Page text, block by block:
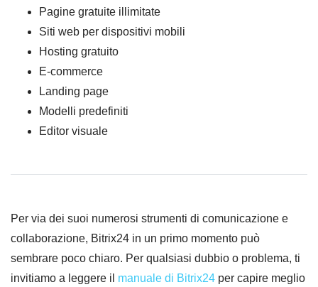
Pagine gratuite illimitate
Siti web per dispositivi mobili
Hosting gratuito
E-commerce
Landing page
Modelli predefiniti
Editor visuale
Per via dei suoi numerosi strumenti di comunicazione e
collaborazione, Bitrix24 in un primo momento può
sembrare poco chiaro. Per qualsiasi dubbio o problema, ti
invitiamo a leggere il manuale di Bitrix24 per capire meglio